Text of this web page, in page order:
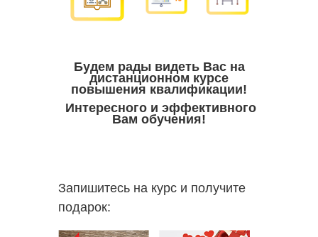
Будем рады видеть Вас на
дистанционном курсе
повышения квалификации!
Интересного и эффективного
Вам обучения!
Запишитесь на курс и получите
подарок: